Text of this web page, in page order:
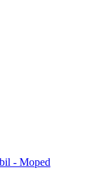
- Moped